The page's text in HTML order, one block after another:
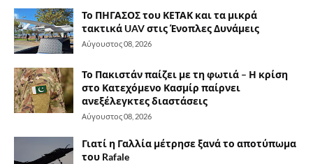
Το ΠΗΓΑΣΟΣ του ΚΕΤΑΚ και τα μικρά
τακτικά UAV στις Ένοπλες Δυνάμεις
Αύγουστος 08, 2026
Το Πακιστάν παίζει με τη φωτιά – Η κρίση
στο Κατεχόμενο Κασμίρ παίρνει
ανεξέλεγκτες διαστάσεις
Αύγουστος 08, 2026
Γιατί η Γαλλία μέτρησε ξανά το αποτύπωμα
του Rafale